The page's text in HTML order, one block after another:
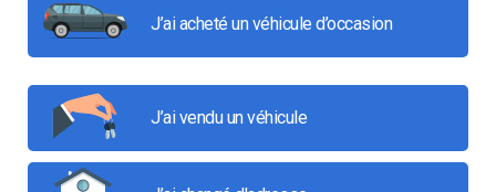
J’ai acheté un véhicule d’occasion
J’ai vendu un véhicule